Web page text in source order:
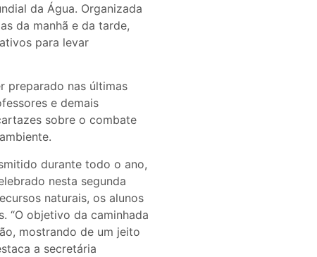
da Água. Organizada
da manhã e da tarde,
para levar
preparado nas últimas
e demais
sobre o combate
durante todo o ano,
nesta segunda
naturais, os alunos
“O objetivo da caminhada
mostrando de um jeito
a secretária